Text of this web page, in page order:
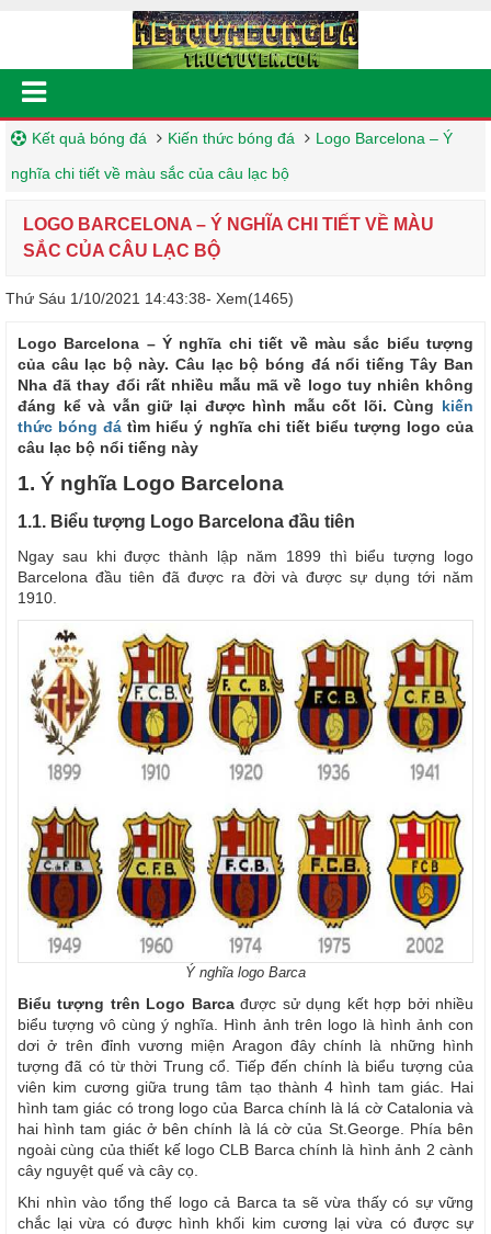
Kết quả bóng đá Kiến thức bóng đá
Logo Barcelona – Ý
nghĩa chi tiết về màu sắc của câu lạc bộ
LOGO BARCELONA – Ý NGHĨA CHI TIẾT VỀ MÀU
SẮC CỦA CÂU LẠC BỘ
Thứ Sáu 1/10/2021 14:43:38- Xem(1465)
Logo Barcelona – Ý nghĩa chi tiết về màu sắc biểu tượng
của câu lạc bộ này. Câu lạc bộ bóng đá nổi tiếng Tây Ban
Nha đã thay đổi rất nhiều mẫu mã về logo tuy nhiên không
đáng kể và vẫn giữ lại được hình mẫu cốt lõi. Cùng kiến
thức bóng đá tìm hiểu ý nghĩa chi tiết biểu tượng logo của
câu lạc bộ nổi tiếng này
1. Ý nghĩa Logo Barcelona
1.1. Biểu tượng Logo Barcelona đầu tiên
Ngay sau khi được thành lập năm 1899 thì biểu tượng logo
Barcelona đầu tiên đã được ra đời và được sự dụng tới năm
1910.
Ý nghĩa logo Barca
Biểu tượng trên Logo Barcađược sử dụng kết hợp bởi nhiều
biểu tượng vô cùng ý nghĩa. Hình ảnh trên logo là hình ảnh con
dơi ở trên đỉnh vương miện Aragon đây chính là những hình
tượng đã có từ thời Trung cổ. Tiếp đến chính là biểu tượng của
viên kim cương giữa trung tâm tạo thành 4 hình tam giác. Hai
hình tam giác có trong logo của Barca chính là lá cờ Catalonia và
hai hình tam giác ở bên chính là lá cờ của St.George. Phía bên
ngoài cùng của thiết kế logo CLB Barca chính là hình ảnh 2 cành
cây nguyệt quế và cây cọ.
Khi nhìn vào tổng thế logo cả Barca ta sẽ vừa thấy có sự vững
chắc lại vừa có được hình khối kim cương lại vừa có được sự